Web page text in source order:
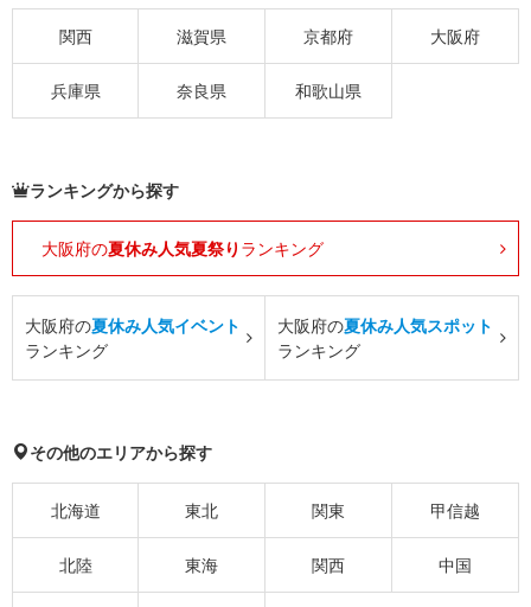
関西 滋賀県 京都府 大阪府
兵庫県 奈良県 和歌山県
ランキングから探す
大阪府の夏休み人気夏祭り ランキング
大阪府の夏休み人気イベント
ランキング
大阪府の夏休み人気スポット
ランキング
その他のエリアから探す
北海道 東北 関東 甲信越
北陸 東海 関西 中国